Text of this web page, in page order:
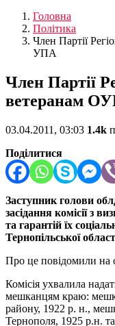
Головна
Політика
Член Партії
УПА
Член Партії
ветеранам
03.04.2011, 03:03 1.4k
Поділитися
Заступник голови
засідання комісії з
та гарантій їх
Тернопільської
Про це повідомили на
Комісія ухвалила
мешканцям краю:
району, 1922 р. н.,
Тернополя, 1925 р.н.